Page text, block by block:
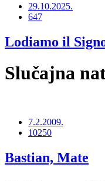
29.10.2025.
647
Lodiamo il
Slučajna
7.2.2009.
10250
Bastian, Mate